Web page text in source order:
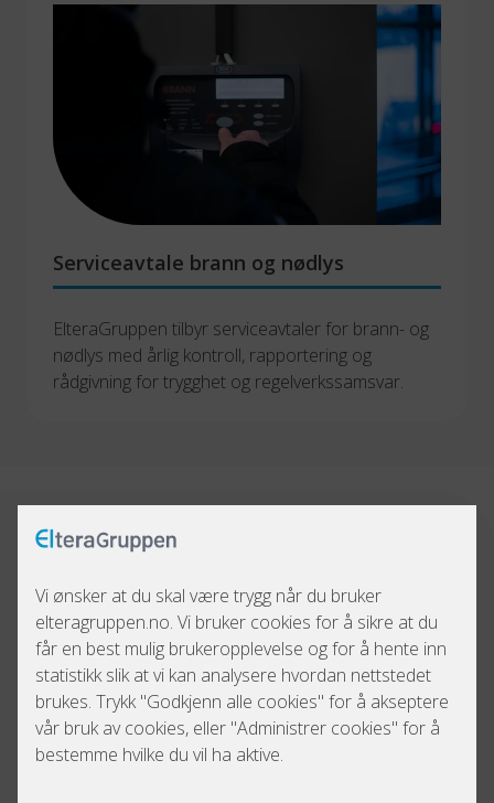
Serviceavtale brann og nødlys
ElteraGruppen tilbyr serviceavtaler for brann- og
nødlys med årlig kontroll, rapportering og
rådgivning for trygghet og regelverkssamsvar.
Send oss en henvendelse
Navn *
E-postadresse*